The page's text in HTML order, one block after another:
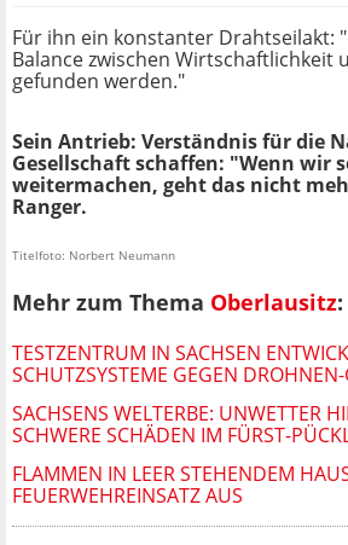
Für ihn ein konstanter Drahtseilakt:
Balance zwischen Wirtschaftlichkeit
gefunden werden."
Sein Antrieb: Verständnis für die
Gesellschaft schaffen: "Wenn wir
weitermachen, geht das nicht
Ranger.
Titelfoto: Norbert Neumann
Mehr zum Thema Oberlausitz:
TESTZENTRUM IN SACHSEN
SCHUTZSYSTEME GEGEN
SACHSENS WELTERBE: UNWETTER
SCHWERE SCHÄDEN IM FÜRST-
FLAMMEN IN LEER STEHENDEM
FEUERWEHREINSATZ AUS